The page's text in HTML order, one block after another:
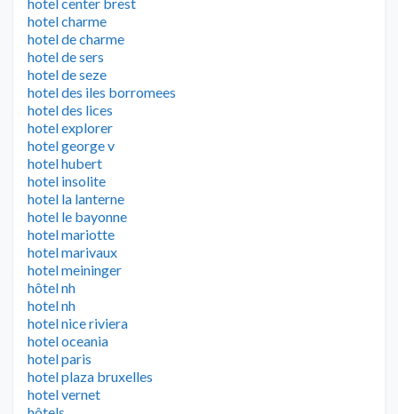
hotel charme
hotel de charme
hotel de sers
hotel de seze
hotel des iles borromees
hotel des lices
hotel explorer
hotel george v
hotel hubert
hotel insolite
hotel la lanterne
hotel le bayonne
hotel mariotte
hotel marivaux
hotel meininger
hôtel nh
hotel nh
hotel nice riviera
hotel oceania
hotel paris
hotel plaza bruxelles
hotel vernet